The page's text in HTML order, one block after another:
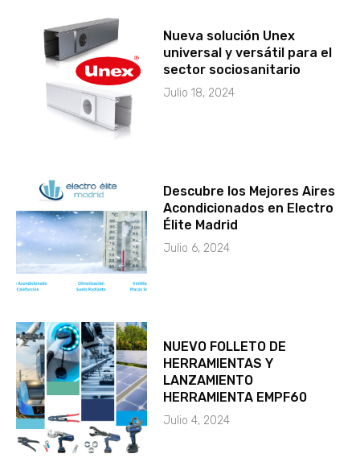
Nueva solución Unex
universal y versátil para el
sector sociosanitario
Julio 18, 2024
Descubre los Mejores Aires
Acondicionados en Electro
Élite Madrid
Julio 6, 2024
NUEVO FOLLETO DE
HERRAMIENTAS Y
LANZAMIENTO
HERRAMIENTA EMPF60
Julio 4, 2024